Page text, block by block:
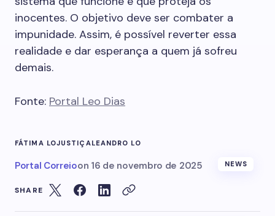
inocentes. O objetivo deve ser combater a
impunidade. Assim, é possível reverter essa
realidade e dar esperança a quem já sofreu
demais.
Fonte: Portal Leo Dias
FÁTIMA LOJUSTIÇALEANDRO LO
Portal Correioon 16 de novembro de 2025 NEWS
SHARE